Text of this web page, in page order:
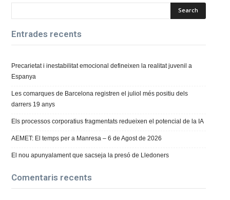
Entrades recents
Precarietat i inestabilitat emocional defineixen la realitat juvenil a
Espanya
Les comarques de Barcelona registren el juliol més positiu dels
darrers 19 anys
Els processos corporatius fragmentats redueixen el potencial de la IA
AEMET: El temps per a Manresa – 6 de Agost de 2026
El nou apunyalament que sacseja la presó de Lledoners
Comentaris recents